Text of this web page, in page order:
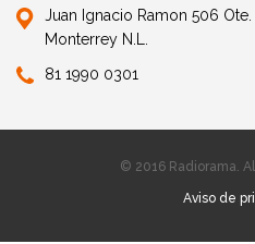
Juan Ignacio Ramon 506
Monterrey N.L.
81 1990 0301
© 2016 Radiorama.
Aviso de